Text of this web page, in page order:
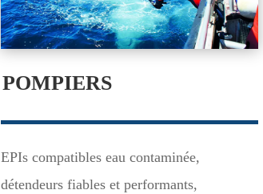
POMPIERS
EPIs compatibles eau contaminée,
détendeurs fiables et performants,